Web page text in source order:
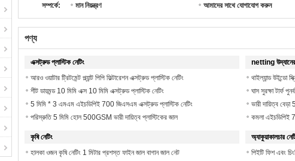
সম্পর্কে:
মান নিয়ন্ত্রণ
আমাদের সাথে যোগাযোগ করুন
পণ্য
এক্সট্রুড প্লাস্টিক নেটিং
আরও ওয়াটার ট্রিটমেন্ট প্ল্যান্ট পিপি ফিল্টারেশন এক্সট্রুড প্লাস্টিক নেটিং
শীট ডায়মন্ড 10 মিমি এক্স 10 মিমি এক্সট্রুড প্লাস্টিক নেটিং
5 মিমি * 3 এমএম এইচডিপিই 700 জিএসএম এক্সট্রুড প্লাস্টিক নেটিং
পরিস্রুতি 5 মিমি হোল 500GSM ভারী দায়িত্ব প্লাস্টিকের জাল
netting উদ্যানের
থাইল্যান্ড উইন্ডো
ঘাস সুরক্ষা টার্ফ
ভারী দায়িত্ব
কমলা এইচডিপিই
কৃষি নেটিং
হালকা ওজন কৃষি নেটিং 1 মিটার প্রশস্ত ফাইন জাল বাগান জাল নেট
অ্যাকুয়াকালচার
পিইটি ফিশ এবং